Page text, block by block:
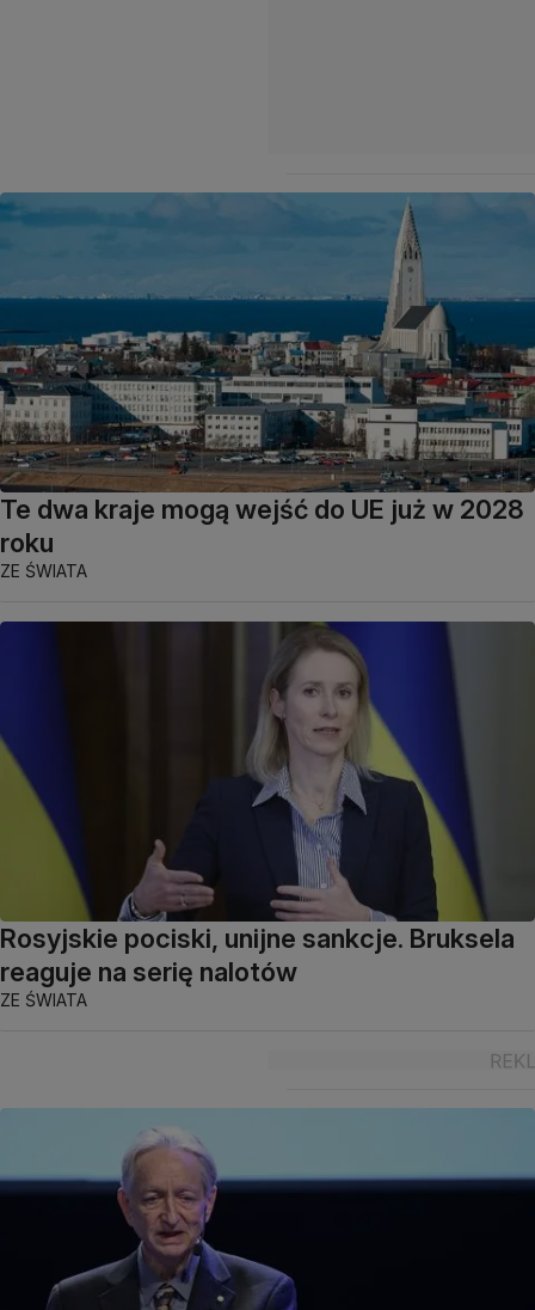
Te dwa kraje mogą wejść do UE już w 2028
roku
ZE ŚWIATA
Rosyjskie pociski, unijne sankcje. Bruksela
reaguje na serię nalotów
ZE ŚWIATA